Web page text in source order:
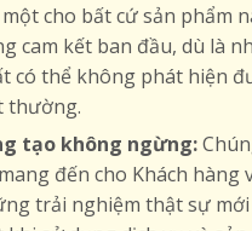
cho bất cứ sản phẩm
cam kết ban đầu, dù là
có thể không phát hiện
thường.
tạo không ngừng:
đến cho Khách hàng
trải nghiệm thật sự mới